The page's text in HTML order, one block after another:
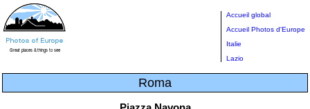
Accueil global
Accueil Photos d'Europe
Italie
Lazio
Roma